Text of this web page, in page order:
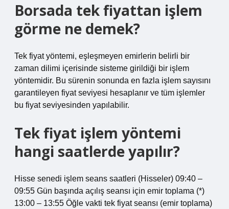
Borsada tek fiyattan işlem
görme ne demek?
Tek fiyat yöntemi, eşleşmeyen emirlerin belirli bir
zaman dilimi içerisinde sisteme girildiği bir işlem
yöntemidir. Bu sürenin sonunda en fazla işlem sayısını
garantileyen fiyat seviyesi hesaplanır ve tüm işlemler
bu fiyat seviyesinden yapılabilir.
Tek fiyat işlem yöntemi
hangi saatlerde yapılır?
Hisse senedi işlem seans saatleri (Hisseler) 09:40 –
09:55 Gün başında açılış seansı için emir toplama (*)
13:00 – 13:55 Öğle vakti tek fiyat seansı (emir toplama)